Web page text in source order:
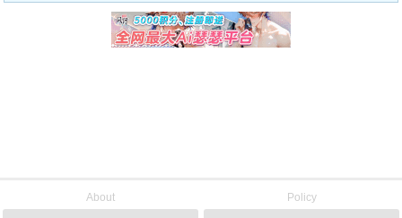
About Policy